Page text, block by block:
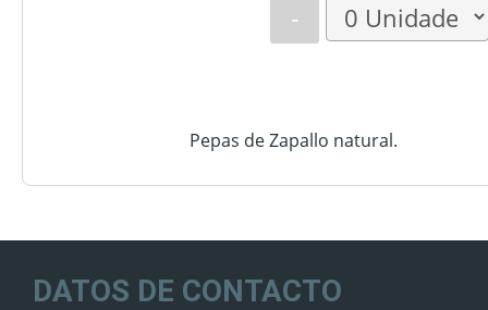
-
Pepas de Zapallo natural.
DATOS DE CONTACTO